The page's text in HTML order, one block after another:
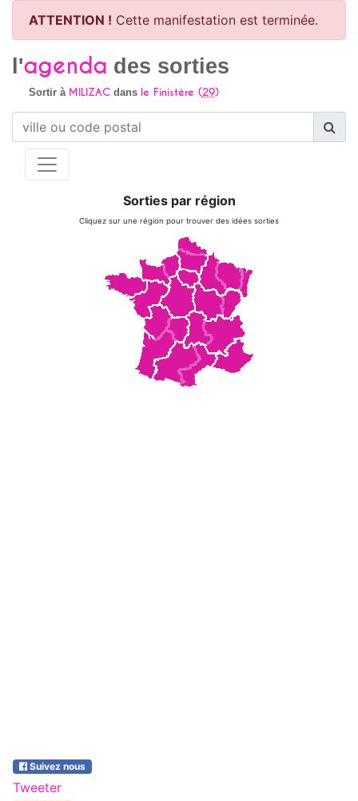
ATTENTION ! Cette manifestation est terminée.
l'agenda des sorties
Sortir à MILIZACdans le Finistère (29)
Sorties par région
Cliquez sur une région pour trouver des idées sorties
Suivez nous
Tweeter